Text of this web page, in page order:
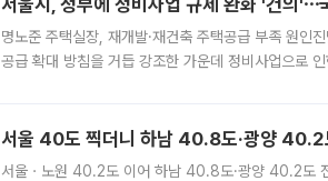
서울시, 정부에 정비사업 규제 완화 '건의
명노준 주택실장, 재개발·재건축 주택공급 부족 원인
공급 확대 방침을 거듭 강조한 가운데 정비사업으로
서울 40도 찍더니 하남 40.8도·광양
서울ㆍ노원 40.2도 이어 하남 40.8도·광양 40.2도